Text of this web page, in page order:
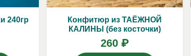
240гр
Конфитюр из ТАЁЖНОЙ
КАЛИНЫ (без косточки)
260 ₽